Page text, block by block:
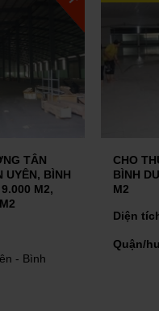
MUA VÀ CHO THUÊ
12/12/2022
Mua và cho thuê là
đầu tư cá nhân thực
Thị trường bất động
CHO THUÊ NHÀ XƯỞNG
BÌNH DƯƠNG, DIỆN
M2
20.000m2
Dĩ An -